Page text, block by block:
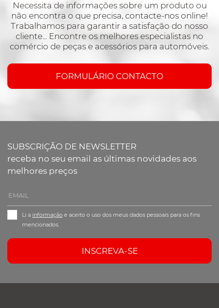
Necessita de informações sobre um produto ou
não encontra o que precisa, contacte-nos online!
Trabalhamos para garantir a satisfação do nosso
cliente... Encontre os melhores especialistas no
comércio de peças e acessórios para automóveis.
FORMULÁRIO CONTACTO
SUBSCRIÇÃO DE NEWSLETTER
receba no seu email as últimas novidades aos
melhores preços
Li a informação e aceito o uso dos meus dados pessoais para os fins
mencionados.
INSCREVA-SE